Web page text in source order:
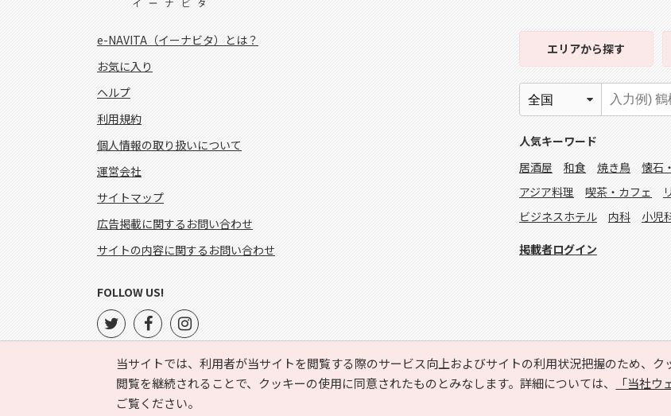
当サイトでは、利用者が当サイトを閲覧する際のサービス向上およびサイトの利用状況把握のため、
閲覧を継続されることで、クッキーの使用に同意されたものとみなします。詳細については、
「当社
ご覧ください。
e-NAVITA（イーナビタ）とは？
お気に入り
ヘルプ
利用規約
個人情報の取り扱いについて
運営会社
サイトマップ
広告掲載に関するお問い合わせ
サイトの内容に関するお問い合わせ
エリアから探す
人気キーワード
居酒屋
和食 焼き鳥 懐石
アジア料理
喫茶・カフェ
ビジネスホテル
内科 小児
掲載者ログイン
FOLLOW US!
Copyright © HYOJITO.Co.,Ltd. All Rights Reserved.